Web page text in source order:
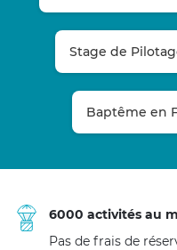
Stage de
Baptême en
6000 activités au
Pas de frais de